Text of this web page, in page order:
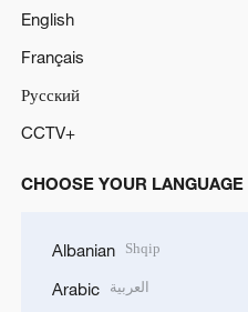
English
Français
Русский
CCTV+
CHOOSE YOUR LANGUAGE
Albanian Shqip
Arabic العربية